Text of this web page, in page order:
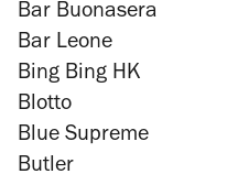
Bar Buonasera
Bar Leone
Bing Bing HK
Blotto
Blue Supreme
Butler